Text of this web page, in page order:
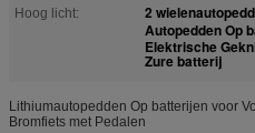
Hoog licht:
2
Autopedden Op
Elektrische
Zure batterij
Lithiumautopedden Op batterijen voor
Bromfiets met Pedalen